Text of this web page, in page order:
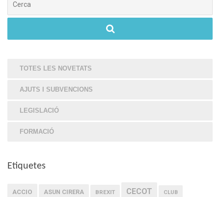
TOTES LES NOVETATS
AJUTS I SUBVENCIONS
LEGISLACIÓ
FORMACIÓ
Etiquetes
ACCIO ASUN CIRERA BREXIT CECOT CLUB